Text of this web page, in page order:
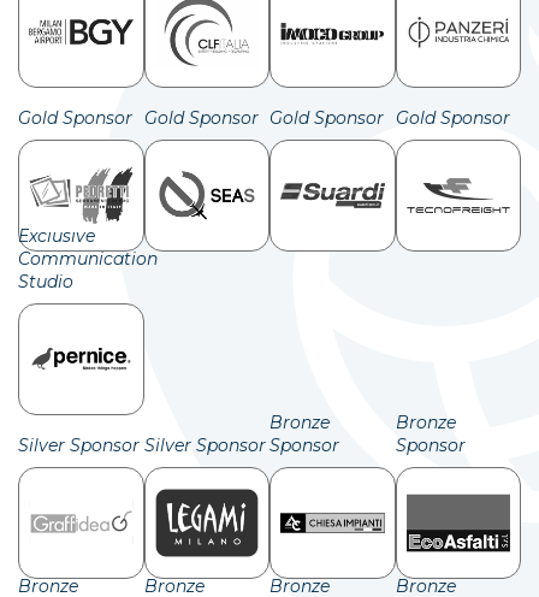
Gold Sponsor Gold Sponsor Gold Sponsor Gold Sponsor
Exclusive
Communication
Studio
Silver Sponsor Silver Sponsor
Bronze
Sponsor
Bronze
Sponsor
Bronze
Bronze
Bronze
Bronze